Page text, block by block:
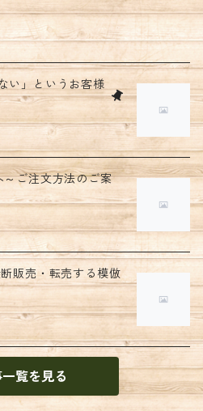
い」というお客様
ご注文方法のご案
販売・転売する模倣
覧を見る